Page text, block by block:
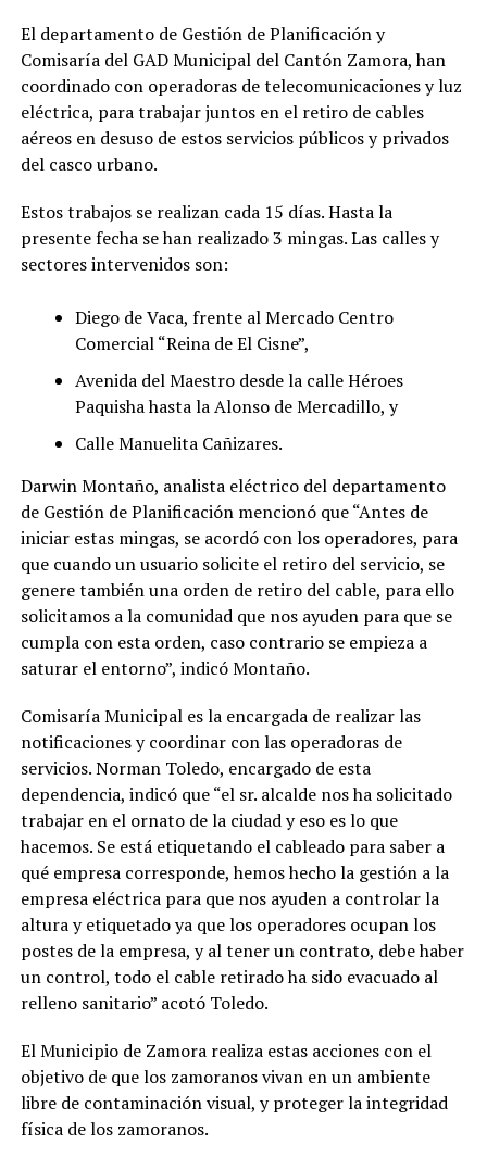
El departamento de Gestión de Planificación y
Comisaría del GAD Municipal del Cantón Zamora, han
coordinado con operadoras de telecomunicaciones y luz
eléctrica, para trabajar juntos en el retiro de cables
aéreos en desuso de estos servicios públicos y privados
del casco urbano.
Estos trabajos se realizan cada 15 días. Hasta la
presente fecha se han realizado 3 mingas. Las calles y
sectores intervenidos son:
Diego de Vaca, frente al Mercado Centro
Comercial “Reina de El Cisne”,
Avenida del Maestro desde la calle Héroes
Paquisha hasta la Alonso de Mercadillo, y
Calle Manuelita Cañizares.
Darwin Montaño, analista eléctrico del departamento
de Gestión de Planificación mencionó que “Antes de
iniciar estas mingas, se acordó con los operadores, para
que cuando un usuario solicite el retiro del servicio, se
genere también una orden de retiro del cable, para ello
solicitamos a la comunidad que nos ayuden para que se
cumpla con esta orden, caso contrario se empieza a
saturar el entorno”, indicó Montaño.
Comisaría Municipal es la encargada de realizar las
notificaciones y coordinar con las operadoras de
servicios. Norman Toledo, encargado de esta
dependencia, indicó que “el sr. alcalde nos ha solicitado
trabajar en el ornato de la ciudad y eso es lo que
hacemos. Se está etiquetando el cableado para saber a
qué empresa corresponde, hemos hecho la gestión a la
empresa eléctrica para que nos ayuden a controlar la
altura y etiquetado ya que los operadores ocupan los
postes de la empresa, y al tener un contrato, debe haber
un control, todo el cable retirado ha sido evacuado al
relleno sanitario” acotó Toledo.
El Municipio de Zamora realiza estas acciones con el
objetivo de que los zamoranos vivan en un ambiente
libre de contaminación visual, y proteger la integridad
física de los zamoranos.